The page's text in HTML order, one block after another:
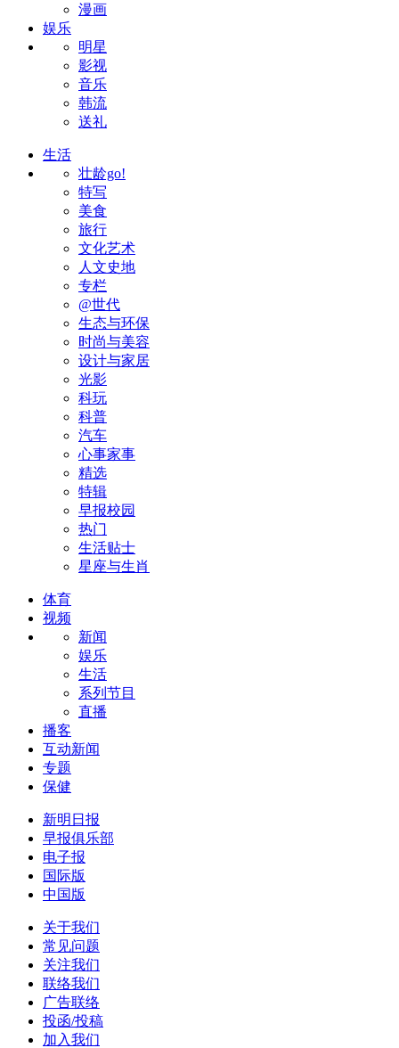
漫画
娱乐
明星
影视
音乐
韩流
送礼
生活
壮龄go!
特写
美食
旅行
文化艺术
人文史地
专栏
@世代
生态与环保
时尚与美容
设计与家居
光影
科玩
科普
汽车
心事家事
精选
特辑
早报校园
热门
生活贴士
星座与生肖
体育
视频
新闻
娱乐
生活
系列节目
直播
播客
互动新闻
专题
保健
新明日报
早报俱乐部
电子报
国际版
中国版
关于我们
常见问题
关注我们
联络我们
广告联络
投函/投稿
加入我们